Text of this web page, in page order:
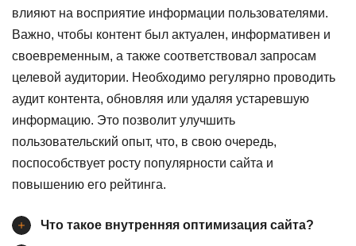
влияют на восприятие информации пользователями.
Важно, чтобы контент был актуален, информативен и
своевременным, а также соответствовал запросам
целевой аудитории. Необходимо регулярно проводить
аудит контента, обновляя или удаляя устаревшую
информацию. Это позволит улучшить
пользовательский опыт, что, в свою очередь,
поспособствует росту популярности сайта и
повышению его рейтинга.
Что такое внутренняя оптимизация сайта?